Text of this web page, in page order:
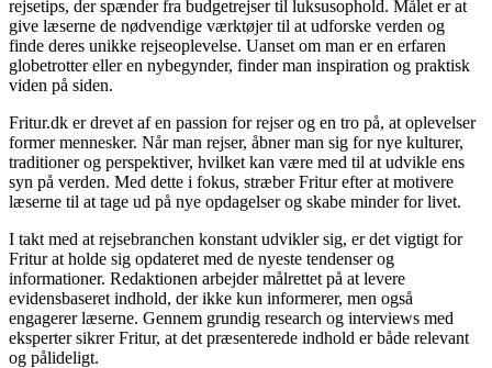
rejsetips, der spænder fra budgetrejser til luksusophold. Målet er at
give læserne de nødvendige værktøjer til at udforske verden og
finde deres unikke rejseoplevelse. Uanset om man er en erfaren
globetrotter eller en nybegynder, finder man inspiration og praktisk
viden på siden.
Fritur.dk er drevet af en passion for rejser og en tro på, at oplevelser
former mennesker. Når man rejser, åbner man sig for nye kulturer,
traditioner og perspektiver, hvilket kan være med til at udvikle ens
syn på verden. Med dette i fokus, stræber Fritur efter at motivere
læserne til at tage ud på nye opdagelser og skabe minder for livet.
I takt med at rejsebranchen konstant udvikler sig, er det vigtigt for
Fritur at holde sig opdateret med de nyeste tendenser og
informationer. Redaktionen arbejder målrettet på at levere
evidensbaseret indhold, der ikke kun informerer, men også
engagerer læserne. Gennem grundig research og interviews med
eksperter sikrer Fritur, at det præsenterede indhold er både relevant
og pålideligt.